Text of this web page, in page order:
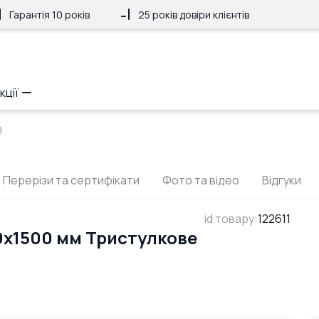
Гарантія 10 років 25 років довіри клієнтів
Перерізи та сертифікати Фото та відео Відгуки
id товару:122611
мм Тристулкове